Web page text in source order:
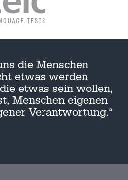
die Menschen
etwas werden
etwas sein wollen,
Menschen eigenen
Verantwortung.“